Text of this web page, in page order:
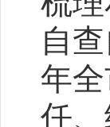
自
年
任